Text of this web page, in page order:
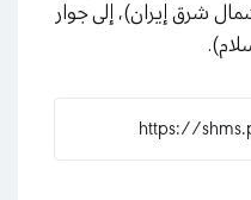
شرق إيران)، إلى جوار